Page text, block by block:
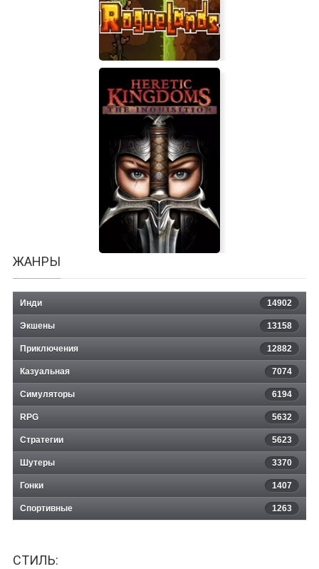
Roguelands
Heretic Kingdoms: The Inquisition
ЖАНРЫ
Инди 14902
Экшены 13158
Приключения 12882
Казуальная 7074
Симуляторы 6194
RPG 5632
Стратегии 5623
Шутеры 3370
Гонки 1407
Спортивные 1263
СТИЛЬ: